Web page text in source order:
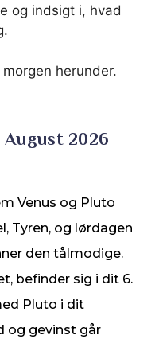
og indsigt i, hvad
herunder.
2026
Venus og Pluto
Tyren, og lørdagen
den tålmodige.
befinder sig i dit 6.
Pluto i dit
og gevinst går